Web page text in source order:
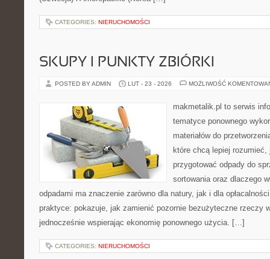
CATEGORIES: NIERUCHOMOŚCI
SKUPY I PUNKTY ZBIÓRKI
POSTED BY ADMIN LUT - 23 - 2026 MOŻLIWOŚĆ
makmetalik.pl to serwis
tematyce ponownego
materiałów do
które chcą lepiej rozumieć,
przygotować odpady do
sortowania oraz dlaczego
odpadami ma znaczenie zarówno dla natury, jak i dla
praktyce: pokazuje, jak zamienić pozornie bezużyteczne rzeczy
jednocześnie wspierając ekonomię ponownego użycia. […]
CATEGORIES: NIERUCHOMOŚCI